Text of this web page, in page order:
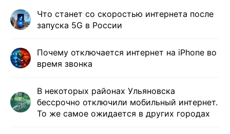
Что станет со скоростью интернета после
запуска 5G в России
Почему отключается интернет на iPhone во
время звонка
В некоторых районах Ульяновска
бессрочно отключили мобильный интернет.
То же самое ожидается в других городах